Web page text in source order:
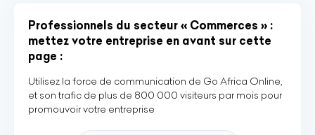
Professionnels du secteur « Commerces » :
mettez votre entreprise en avant sur cette
page :
Utilisez la force de communication de Go Africa Online,
et son trafic de plus de 800 000 visiteurs par mois pour
promouvoir votre entreprise